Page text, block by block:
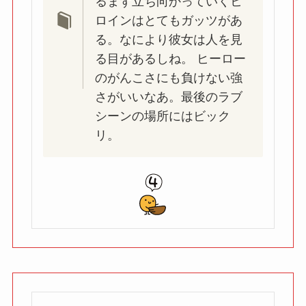
ロインはとてもガッツがあ
る。なにより彼女は人を見
る目があるしね。 ヒーロー
のがんこさにも負けない強
さがいいなあ。最後のラブ
シーンの場所にはビック
リ。